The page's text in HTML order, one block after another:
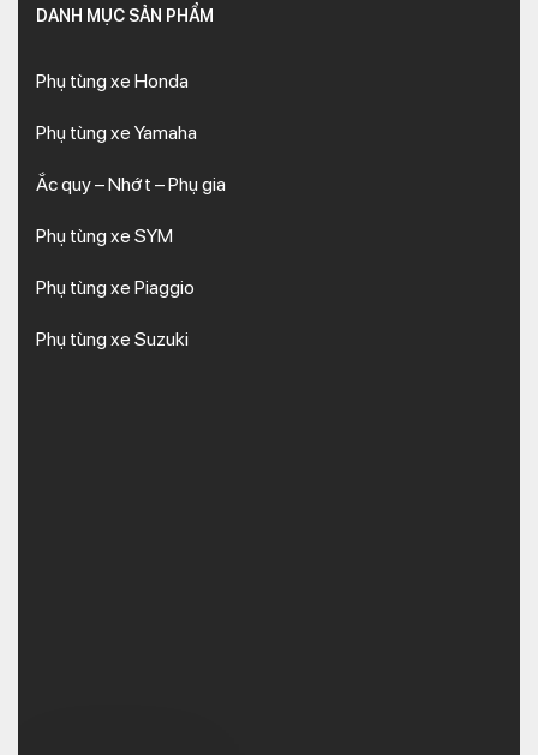
DANH MỤC SẢN PHẨM
Phụ tùng xe Honda
Phụ tùng xe Yamaha
Ắc quy – Nhớt – Phụ gia
Phụ tùng xe SYM
Phụ tùng xe Piaggio
Phụ tùng xe Suzuki